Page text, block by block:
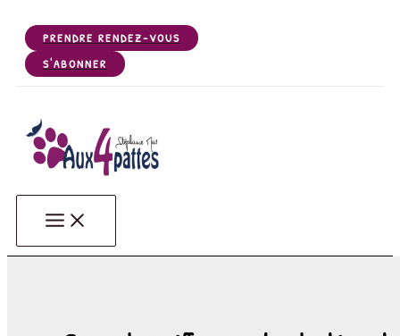
contenu
PRENDRE RENDEZ-VOUS
S'ABONNER
Aux 4 Pattes - Votre salon de toilettage de Chiens, Chats,
Votre salon de toilettage de Gerzat (63360), près de Riom, Clermont Ferrand,